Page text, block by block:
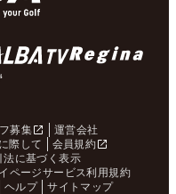
募集
運営会社
際して
会員規約
法に基づく表示
ページサービス利用規約
ヘルプ サイトマップ